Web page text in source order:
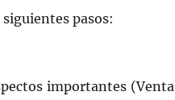
pasos:
importantes (Venta